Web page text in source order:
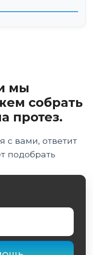
госконтрактов и
сроки
2026 году
компенсацию
СВО и
мы
собрать
протез.
с вами, ответит
подобрать